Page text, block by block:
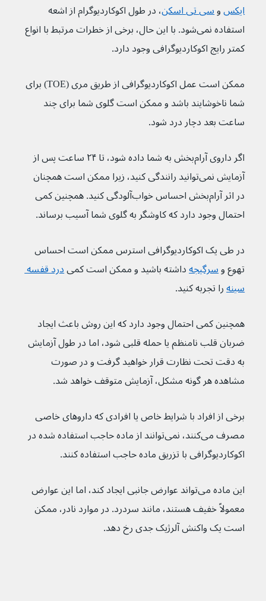
ایکس و سی‌ تی‌ اسکن
، در طول اکوکاردیوگرام از اشعه
استفاده نمی‌شود. با این حال، برخی از خطرات مرتبط با انواع
کمتر رایج اکوکاردیوگرافی وجود دارد.
ممکن است عمل اکوکاردیوگرافی از طریق مری (TOE) برای
شما ناخوشایند باشد و ممکن است گلوی شما برای چند
ساعت بعد دچار درد شود.
اگر داروی آرام‌بخش به شما داده شود، تا ۲۴ ساعت پس از
آزمایش نمی‌توانید رانندگی کنید، زیرا ممکن است همچنان
در اثر آرام‌بخش احساس خواب‌آلودگی کنید. همچنین کمی
احتمال وجود دارد که کاوشگر به گلوی شما آسیب برساند.
در طی یک اکوکاردیوگرافی استرس ممکن است احساس
تهوع و سرگیجه داشته باشید و ممکن است کمی درد قفسه
سینه را تجربه کنید.
همچنین کمی احتمال وجود دارد که این روش باعث ایجاد
ضربان قلب نامنظم یا حمله قلبی شود، اما در طول آزمایش
به دقت تحت نظارت قرار خواهید گرفت و در صورت
مشاهده هر گونه مشکل، آزمایش متوقف خواهد شد.
برخی از افراد با شرایط خاص یا افرادی که داروهای خاصی
مصرف می‌کنند، نمی‌توانند از ماده حاجب استفاده شده در
اکوکاردیوگرافی با تزریق ماده حاجب استفاده کنند.
این ماده می‌تواند عوارض جانبی ایجاد کند، اما این عوارض
معمولاً خفیف هستند، مانند سردرد. در موارد نادر، ممکن
است یک واکنش آلرژیک جدی رخ دهد.